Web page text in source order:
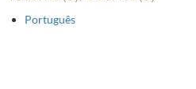
Português